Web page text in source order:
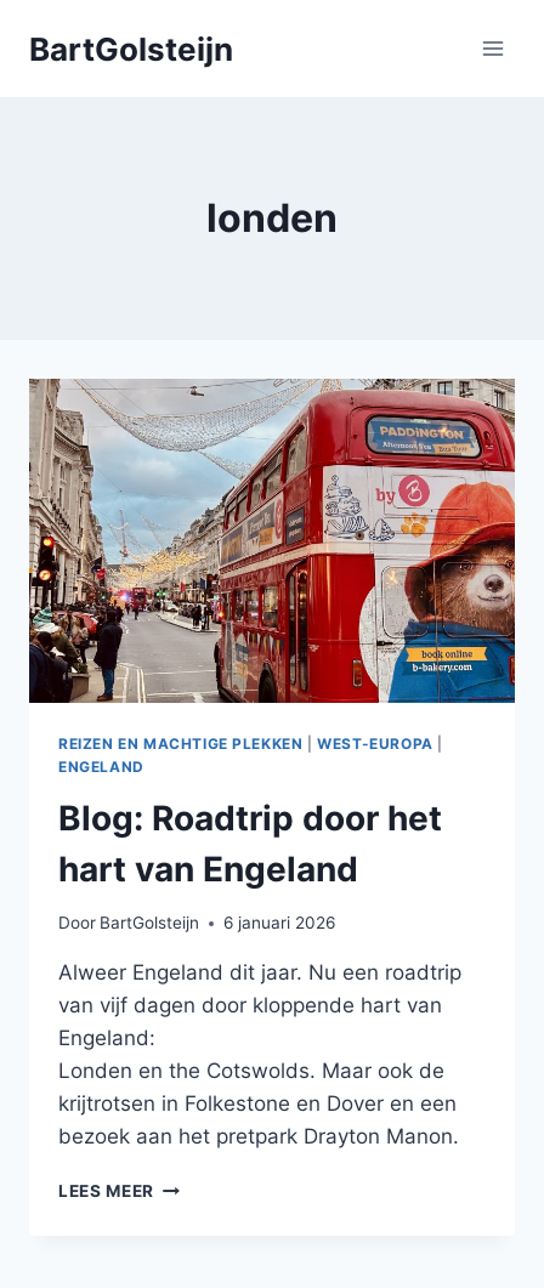
naarBartGolsteijn
londen
REIZEN EN MACHTIGE PLEKKEN |WEST-EUROPA
ENGELAND
Blog: Roadtrip door het
hart van Engeland
Door BartGolsteijn 6 januari 2026
Alweer Engeland dit jaar. Nu een roadtrip
van vijf dagen door kloppende hart van
Engeland:
Londen en the Cotswolds. Maar ook de
krijtrotsen in Folkestone en Dover en een
bezoek aan het pretpark Drayton Manon.
LEES MEER BLOG: